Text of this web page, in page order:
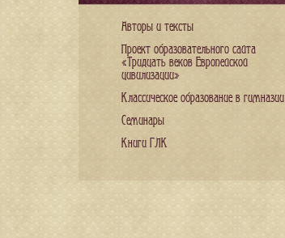
Авторы и тексты
Проект образовательного сайта
«Тридцать веков Европейской
цивилизации»
Классическое образование в гимназии
Семинары
Книги ГЛК